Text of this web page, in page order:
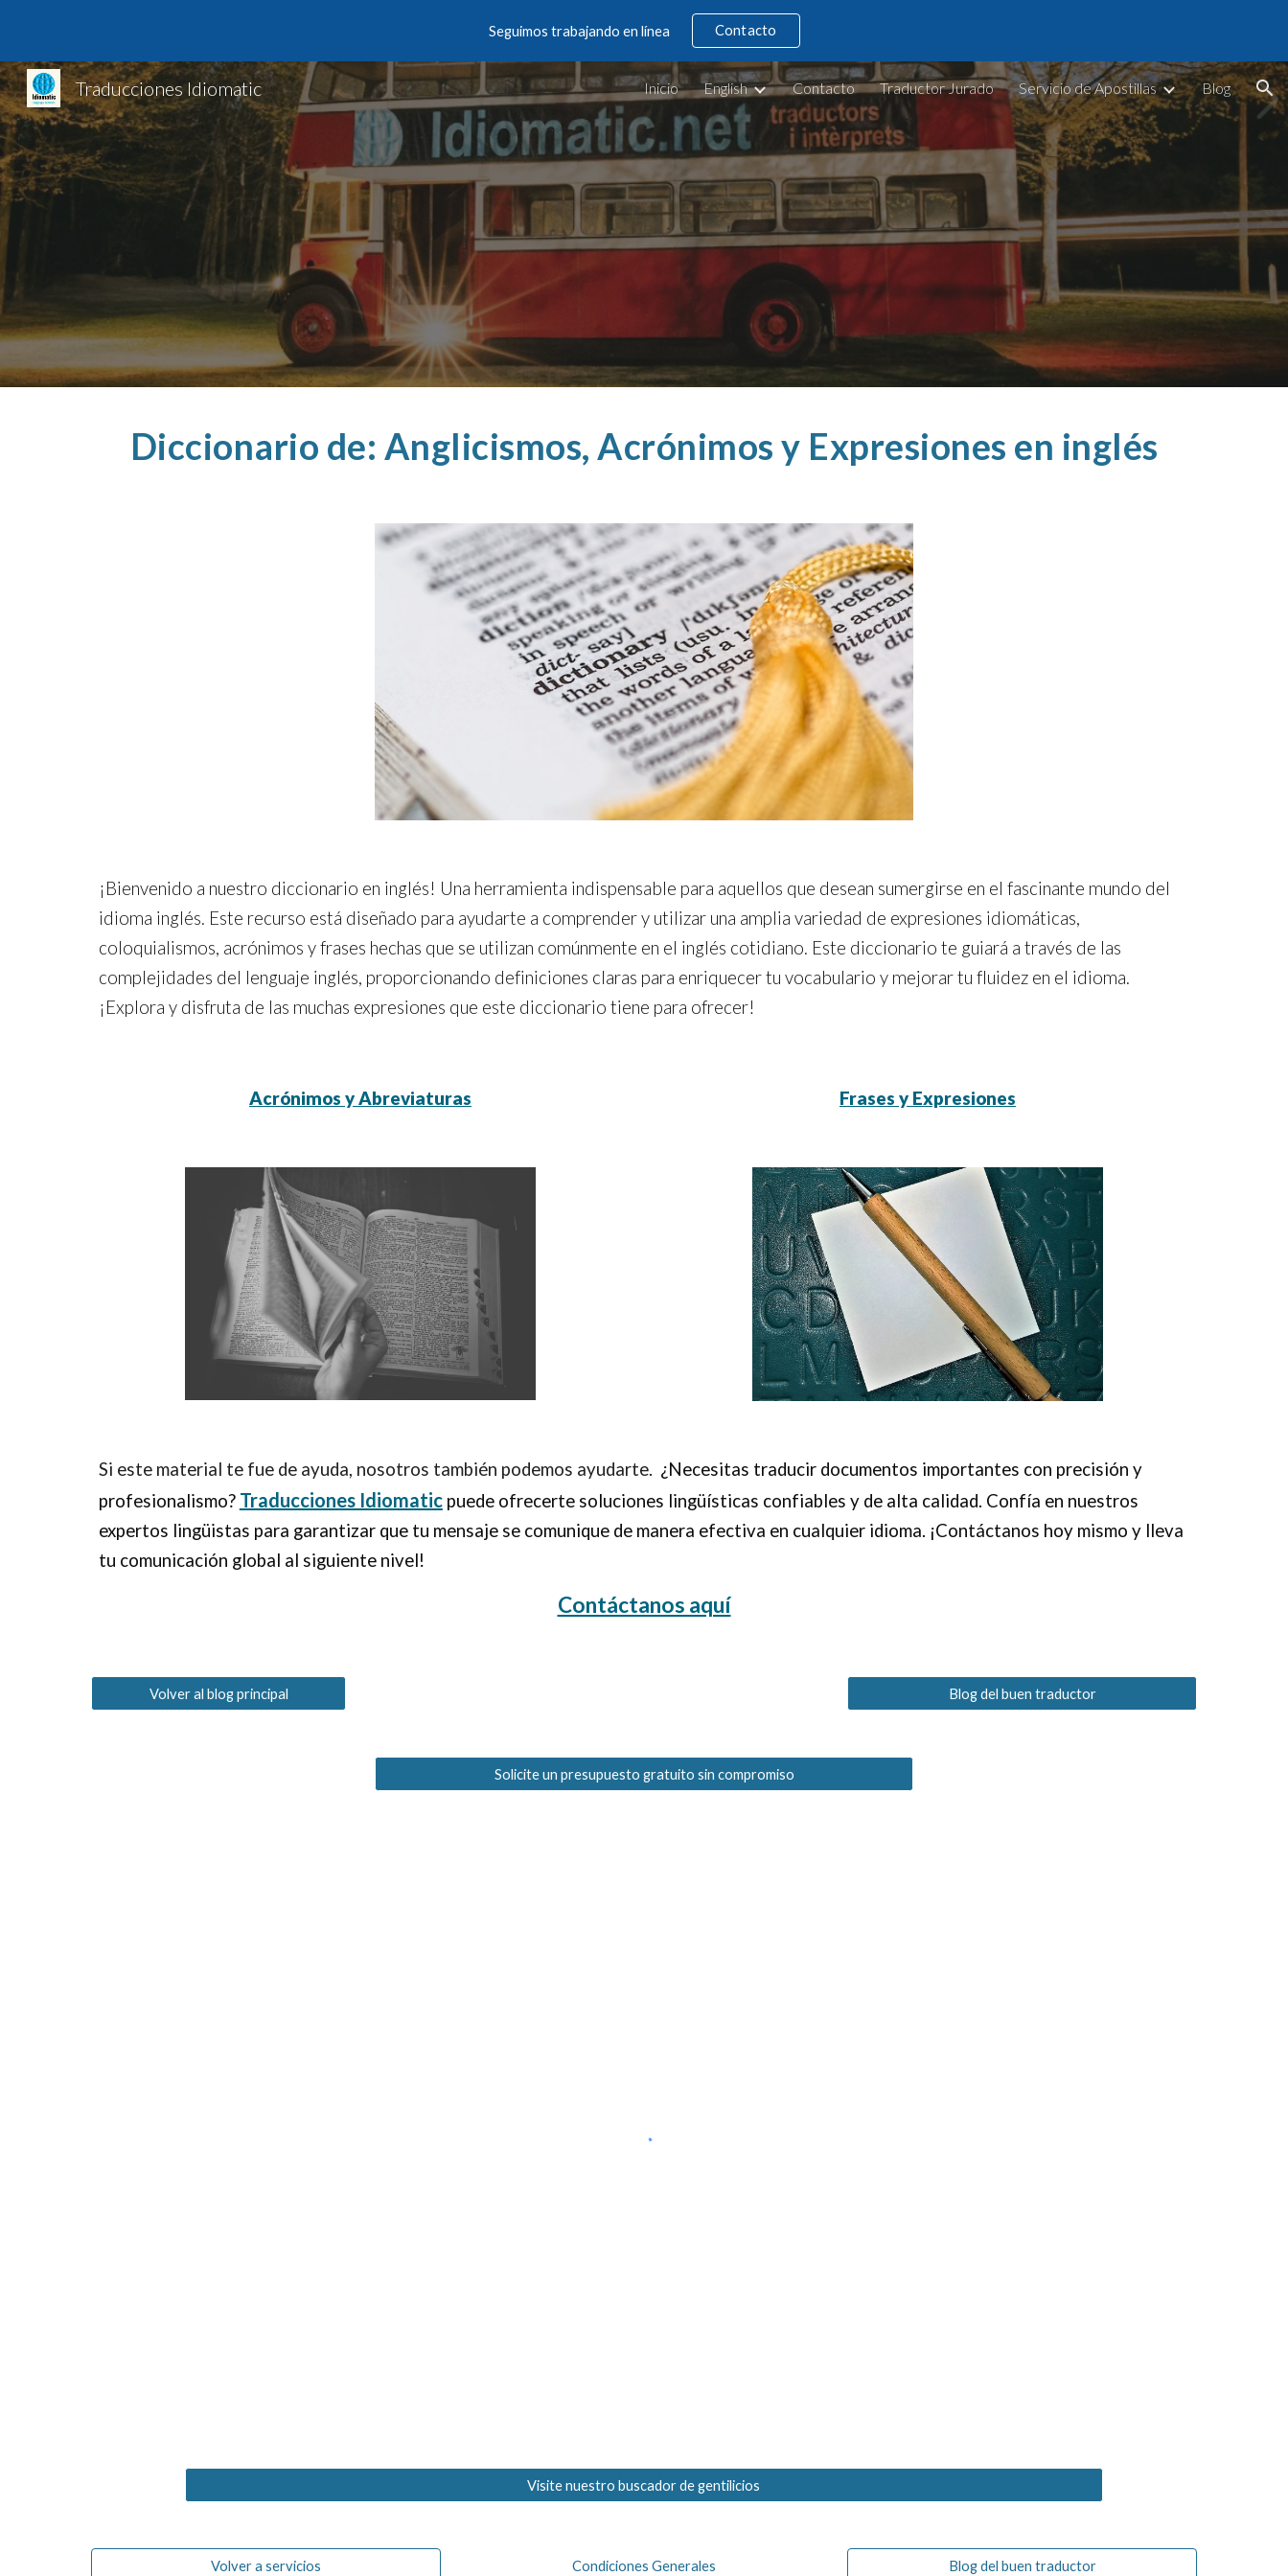
Skip to main content Skip to navigation
Seguimos trabajando en línea Contacto
Traducciones Idiomatic Inicio English Contacto Traductor Jurado Servicio de Apostillas Blog
Diccionario de: Anglicismos, Acrónimos y Expresiones en inglés
¡Bienvenido a nuestro diccionario en inglés! Una herramienta indispensable para aquellos que desean sumergirse en el fascinante mundo del
idioma inglés. Este recurso está diseñado para ayudarte a comprender y utilizar una amplia variedad de expresiones idiomáticas,
coloquialismos, acrónimos y frases hechas que se utilizan comúnmente en el inglés cotidiano. Este diccionario te guiará a través de las
complejidades del lenguaje inglés, proporcionando definiciones claras para enriquecer tu vocabulario y mejorar tu fluidez en el idioma.
¡Explora y disfruta de las muchas expresiones que este diccionario tiene para ofrecer!
Acrónimos y Abreviaturas Frases y Expresiones
Si este material te fue de ayuda, nosotros también podemos ayudarte. ¿Necesitas traducir documentos importantes con precisión y
profesionalismo? Traducciones Idiomaticpuede ofrecerte soluciones lingüísticas confiables y de alta calidad. Confía en nuestros
expertos lingüistas para garantizar que tu mensaje se comunique de manera efectiva en cualquier idioma. ¡Contáctanos hoy mismo y lleva
tu comunicación global al siguiente nivel!
Contáctanos aquí
Volver al blog principal Blog del buen traductor
Solicite un presupuesto gratuito sin compromiso
Visite nuestro buscador de gentilicios
Volver a servicios Condiciones Generales Blog del buen traductor